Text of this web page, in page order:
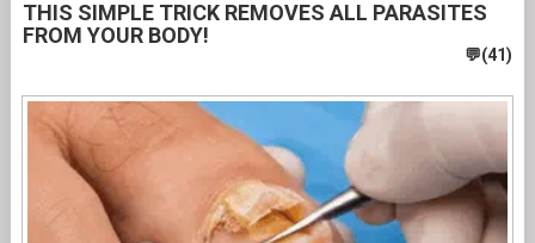
THIS SIMPLE TRICK REMOVES ALL PARASITES
FROM YOUR BODY!